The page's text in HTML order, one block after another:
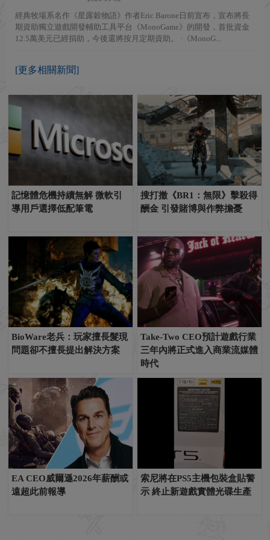
經典牧場系名作《星露穀物語》作者Eric Barone日前宣布，宣布將長
期資助獨立遊戲開發輔助工具平台《MonoGame》的開發，首批資金
12.5萬美元已經捐助，今後還將按月定期資助。 ·《MonoG...
[更多相關新聞]
記憶體危機持續無解 微軟引
導用戶選擇低配筆電
搜打撤《BR1：無限》擊殺得
酬金 引發賭博與作弊擔憂
BioWare老兵：玩家擅長髮現
問題卻不擅長提出解決方案
Take-Two CEO預計遊戲行業
三年內將正式進入商業流媒體
時代
EA CEO威爾遜2026年薪酬或
遠超此前報導
索尼將在PS5主機包裝盒貼警
示 終止新遊戲實體光碟生產